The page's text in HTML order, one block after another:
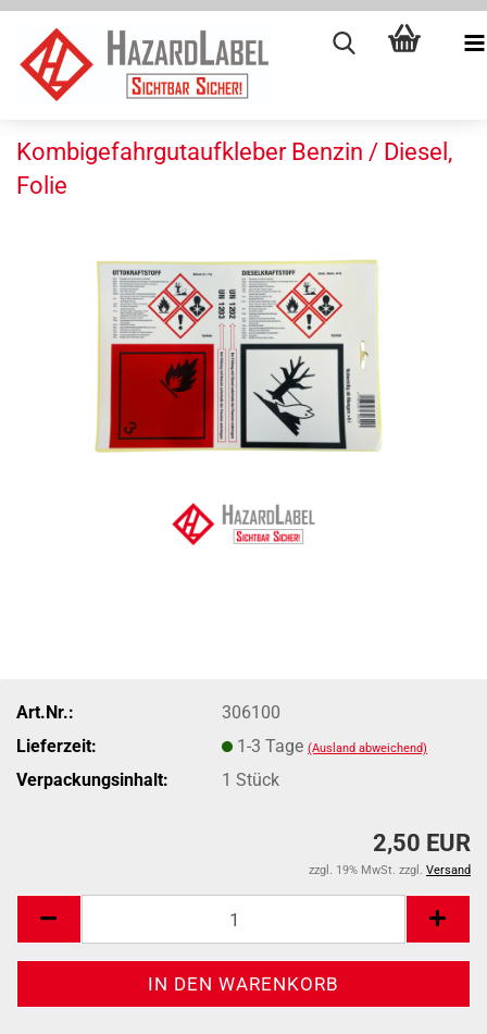
Kombigefahrgutaufkleber Benzin / Diesel,
Folie
Art.Nr.:
306100
Lieferzeit:
1-3 Tage(Ausland abweichend)
Verpackungsinhalt: 1 Stück
2,50 EUR
zzgl. 19% MwSt. zzgl. Versand